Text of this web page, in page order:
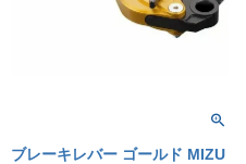
ブレーキレバー ゴールド MIZU